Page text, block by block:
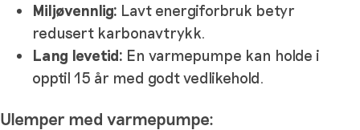
Miljøvennlig: Lavt energiforbruk betyr
redusert karbonavtrykk.
Lang levetid: En varmepumpe kan holde i
opptil 15 år med godt vedlikehold.
Ulemper med varmepumpe: